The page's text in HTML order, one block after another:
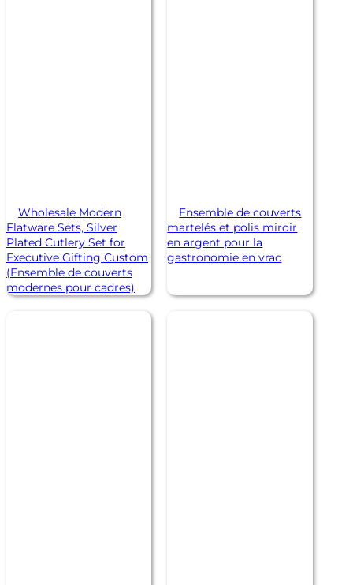
Wholesale Modern
Flatware Sets, Silver
Plated Cutlery Set for
Executive Gifting Custom
(Ensemble de couverts
modernes pour cadres)
Ensemble de couverts
martelés et polis miroir
en argent pour la
gastronomie en vrac